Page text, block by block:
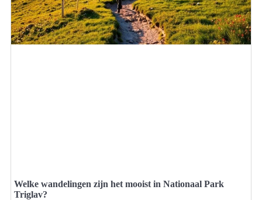
Welke wandelingen zijn het mooist in Nationaal Park
Triglav?